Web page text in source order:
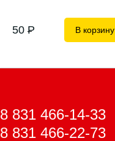
50 P В корзину
8 831 466-14-33
8 831 466-22-73